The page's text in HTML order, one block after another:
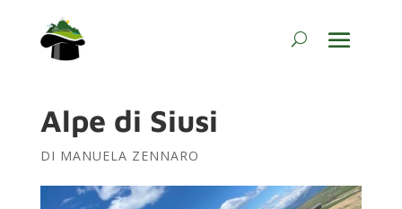
Alpe di Siusi
DI MANUELA ZENNARO